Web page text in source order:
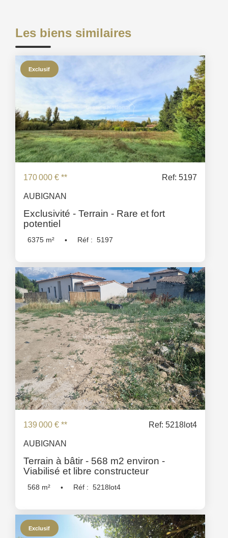
Les biens similaires
Exclusif
170 000 € ** Ref: 5197
AUBIGNAN
Exclusivité - Terrain - Rare et fort
potentiel
6375 m² Réf : 5197
139 000 € ** Ref: 5218lot4
AUBIGNAN
Terrain à bâtir - 568 m2 environ -
Viabilisé et libre constructeur
568 m² Réf : 5218lot4
Exclusif